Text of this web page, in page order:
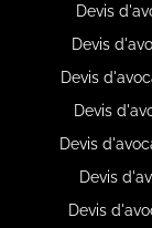
Devis
Devis
Devis
Devis
Devis
Devis
Devis